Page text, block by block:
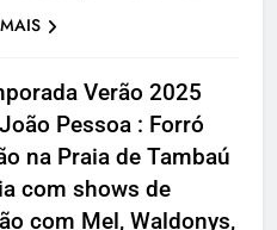
Verão 2025
Pessoa : Forró
na Praia de Tambaú
com shows de
com Mel, Waldonys,